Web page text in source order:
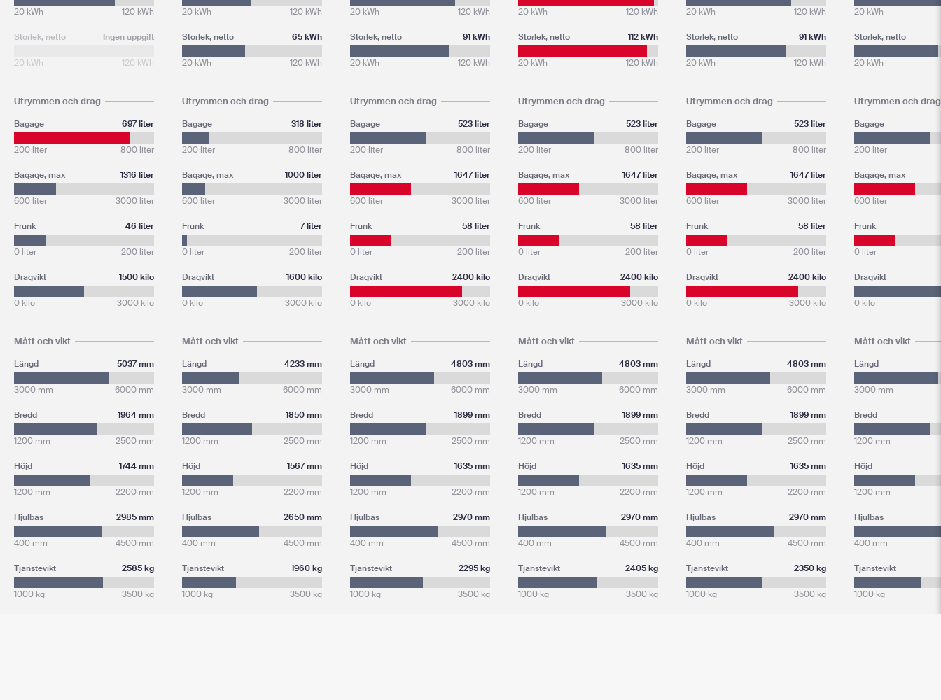
20 kWh 120 kWh
Storlek, netto Ingen uppgift
20 kWh 120 kWh
Utrymmen och drag
Bagage 697 liter
200 liter 800 liter
Bagage, max 1316 liter
600 liter 3000 liter
Frunk 46 liter
0 liter 200 liter
Dragvikt 1500 kilo
0 kilo 3000 kilo
Mått och vikt
Längd 5037 mm
3000 mm 6000 mm
Bredd 1964 mm
1200 mm 2500 mm
Höjd 1744 mm
1200 mm 2200 mm
Hjulbas 2985 mm
400 mm 4500 mm
Tjänstevikt 2585 kg
1000 kg 3500 kg
20 kWh 120 kWh
Storlek, netto 65 kWh
20 kWh 120 kWh
Utrymmen och drag
Bagage 318 liter
200 liter 800 liter
Bagage, max 1000 liter
600 liter 3000 liter
Frunk 7 liter
0 liter 200 liter
Dragvikt 1600 kilo
0 kilo 3000 kilo
Mått och vikt
Längd 4233 mm
3000 mm 6000 mm
Bredd 1850 mm
1200 mm 2500 mm
Höjd 1567 mm
1200 mm 2200 mm
Hjulbas 2650 mm
400 mm 4500 mm
Tjänstevikt 1960 kg
1000 kg 3500 kg
20 kWh 120 kWh
Storlek, netto 91 kWh
20 kWh 120 kWh
Utrymmen och drag
Bagage 523 liter
200 liter 800 liter
Bagage, max 1647 liter
600 liter 3000 liter
Frunk 58 liter
0 liter 200 liter
Dragvikt 2400 kilo
0 kilo 3000 kilo
Mått och vikt
Längd 4803 mm
3000 mm 6000 mm
Bredd 1899 mm
1200 mm 2500 mm
Höjd 1635 mm
1200 mm 2200 mm
Hjulbas 2970 mm
400 mm 4500 mm
Tjänstevikt 2295 kg
1000 kg 3500 kg
20 kWh 120 kWh
Storlek, netto 112 kWh
20 kWh 120 kWh
Utrymmen och drag
Bagage 523 liter
200 liter 800 liter
Bagage, max 1647 liter
600 liter 3000 liter
Frunk 58 liter
0 liter 200 liter
Dragvikt 2400 kilo
0 kilo 3000 kilo
Mått och vikt
Längd 4803 mm
3000 mm 6000 mm
Bredd 1899 mm
1200 mm 2500 mm
Höjd 1635 mm
1200 mm 2200 mm
Hjulbas 2970 mm
400 mm 4500 mm
Tjänstevikt 2405 kg
1000 kg 3500 kg
20 kWh 120 kWh
Storlek, netto 91 kWh
20 kWh 120 kWh
Utrymmen och drag
Bagage 523 liter
200 liter 800 liter
Bagage, max 1647 liter
600 liter 3000 liter
Frunk 58 liter
0 liter 200 liter
Dragvikt 2400 kilo
0 kilo 3000 kilo
Mått och vikt
Längd 4803 mm
3000 mm 6000 mm
Bredd 1899 mm
1200 mm 2500 mm
Höjd 1635 mm
1200 mm 2200 mm
Hjulbas 2970 mm
400 mm 4500 mm
Tjänstevikt 2350 kg
1000 kg 3500 kg
20 kWh
Storlek, netto
20 kWh
Utrymmen och drag
Bagage
200 liter
Bagage, max
600 liter
Frunk
0 liter
Dragvikt
0 kilo
Mått och vikt
Längd
3000 mm
Bredd
1200 mm
Höjd
1200 mm
Hjulbas
400 mm
Tjänstevikt
1000 kg